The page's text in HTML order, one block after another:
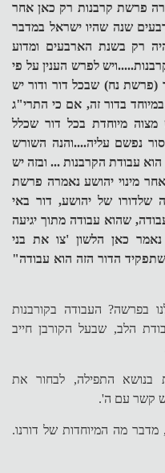
פרשת קרבנות רק כאן אחר
שנה שהיו ישראל במדבר
רק בשנת הארבעים ומדוע
לפרש הענין על פי
נח) שבכל דור ודור יש
בדור זה, אם כי התרי"ג
מצוה מיוחדת בכל דור שכלל
נפשם עליה....והנה השורש
עבודת הקרבנות ... ובזה יש
מינוי יהושע נאמרה פרשת
שלדורו של יהושע, דור באי
שהוא עבודה מתוך יגיעה
כאן הלשון 'צו את בני
שתפקיד הדור הזה הוא עבודה"
בפרשה? העבודה בקורבנות
הלב, שבעל הקורבן חייב
בנושא התפילה, לבחור את
קשר עם ה'.
מה המיוחדות של דורנו.